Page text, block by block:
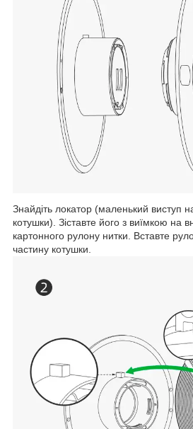
Знайдіть локатор (маленький виступ
котушки). Зіставте його з виїмкою на
картонного рулону нитки. Вставте
частину котушки.